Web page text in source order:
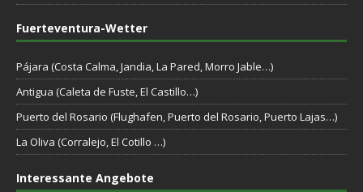
Fuerteventura-Wetter
Pájara (Costa Calma, Jandia, La Pared, Morro Jable…)
Antigua (Caleta de Fuste, El Castillo…)
Puerto del Rosario (Flughafen, Puerto del Rosario, Puerto Lajas…)
La Oliva (Corralejo, El Cotillo …)
Interessante Angebote